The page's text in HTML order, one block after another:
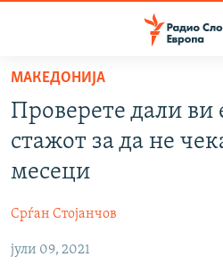
Оди
содржината
Оди
главната
навигација
Премини
на
СВЕТ
ШТО ТРЕБА ДА ЗНАЕТЕ
ПРИЈАВИ СЕ ЗА ЊУЗЛЕТЕР
МАКЕДОНИЈА
Проверете дали ви
стажот за да не
месеци
Срѓан Стојанчов
јули 09, 2021